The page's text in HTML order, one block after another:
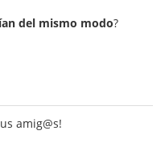
del mismo modo?
amig@s!